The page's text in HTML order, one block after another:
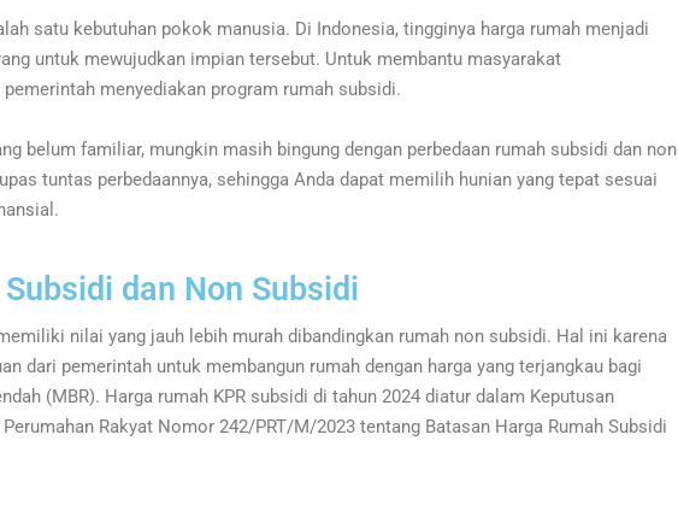
satu kebutuhan pokok manusia. Di Indonesia, tingginya harga rumah menjadi
untuk mewujudkan impian tersebut. Untuk membantu masyarakat
pemerintah menyediakan program rumah subsidi.
belum familiar, mungkin masih bingung dengan perbedaan rumah subsidi dan non
tuntas perbedaannya, sehingga Anda dapat memilih hunian yang tepat sesuai
dan Non Subsidi
nilai yang jauh lebih murah dibandingkan rumah non subsidi. Hal ini karena
dari pemerintah untuk membangun rumah dengan harga yang terjangkau bagi
(MBR). Harga rumah KPR subsidi di tahun 2024 diatur dalam Keputusan
Rakyat Nomor 242/PRT/M/2023 tentang Batasan Harga Rumah Subsidi